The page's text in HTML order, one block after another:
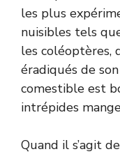
les plus
nuisibles tels
les coléoptères,
éradiqués de
comestible est
intrépides
Quand il s’agit